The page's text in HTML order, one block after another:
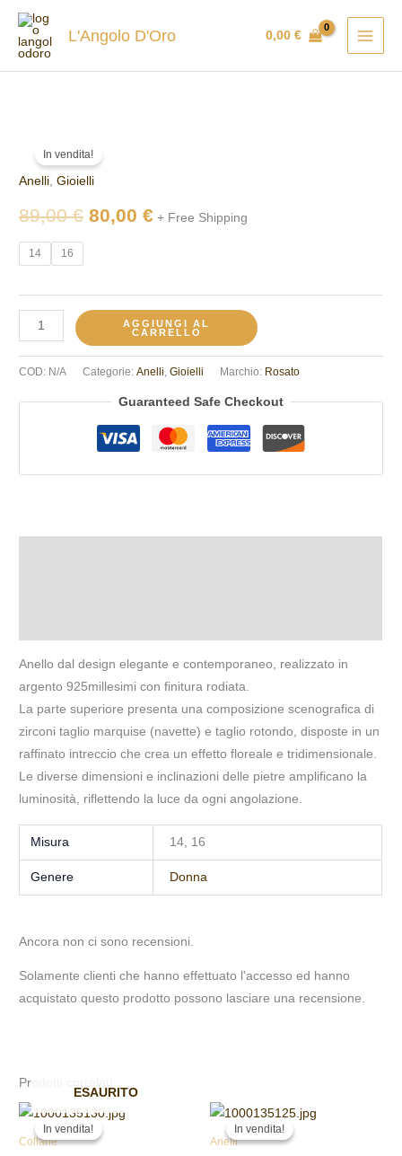
contenuto
L'Angolo D'Oro 0,00€
In vendita!
Anelli ,Gioielli
89,00€
prezzo
originale
80,00€ attuale
+ Free Shipping
14 16
Gemma
Rosato
quantità
AGGIUNGI AL
CARRELLO
COD: N/A Categorie:Anelli,Gioielli Marchio: Rosato
Guaranteed Safe Checkout
Anello dal design elegante e contemporaneo, realizzato in
argento 925millesimi con finitura rodiata.
La parte superiore presenta una composizione scenografica di
zirconi taglio marquise (navette) e taglio rotondo, disposte in un
raffinato intreccio che crea un effetto floreale e tridimensionale.
Le diverse dimensioni e inclinazioni delle pietre amplificano la
luminosità, riflettendo la luce da ogni angolazione.
Misura 14, 16
Genere Donna
Ancora non ci sono recensioni.
Solamente clienti che hanno effettuato l'accesso ed hanno
acquistato questo prodotto possono lasciare una recensione.
Prodotti correlati
In vendita!
ESAURITO
In vendita!
Collane
Il
prezzo
originale
Il
prezzo
In vendita!
In vendita!
Anelli
Il
prezzo
originale
Il
prezzo
attuale